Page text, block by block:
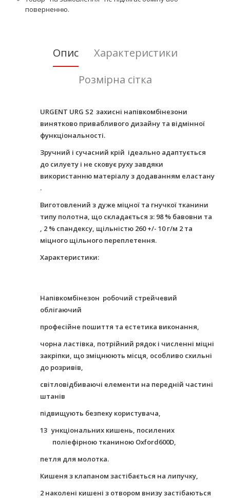
поверненню.
Опис
Характеристики
Розмірна сітка
URGENT URG S2 захисні напівкомбінезони
винятково привабливого дизайну та відмінної
функціональності.
Зручний і сучасний крій ідеально адаптується
до силуету і не сковує руху завдяки
використанню матеріалу з додаванням еластану
.
Виготовлений з дуже міцної та гнучкої тканини
типу полотна, що складається з: 98 % бавовни та
, 2 % спандексу, щільністю 260 +/- 10 г/м 2 та
міцного щільного переплетення.
Характеристики:
Напівкомбінезон робочий стрейчевий
облігаючий
професійне пошиття та естетика виконання,
чорна ластівка, потрійний рядок і численні міцні
закріпки, що зміцнюють місця, особливо схильні
до розривів,
світловідбиваючі елементи на передній частині
штанів
підвищують безпеку користувача,
13 ункціональних кишень, посилених
поліефірною тканиною Oxford600D,
петля для молотка.
Кишеня з клапаном застібається на липучку,
2 наколені кишені з отвором внизу застібаються